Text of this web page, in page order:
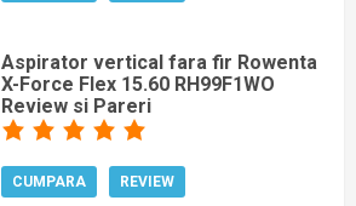
Aspirator vertical fara fir Rowenta
X-Force Flex 15.60 RH99F1WO
Review si Pareri
CUMPARA REVIEW